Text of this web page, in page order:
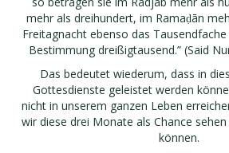
mehr als dreihundert, im Ramaḍān
Freitagnacht ebenso das
Bestimmung dreißigtausend.” (Said
Das bedeutet wiederum, dass in
Gottesdienste geleistet werden
nicht in unserem ganzen Leben
wir diese drei Monate als Chance
können.